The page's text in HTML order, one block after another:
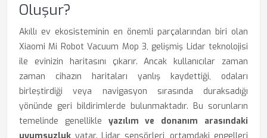
Oluşur?
Akıllı ev ekosisteminin en önemli parçalarından biri olan
Xiaomi Mi Robot Vacuum Mop 3, gelişmiş Lidar teknolojisi
ile evinizin haritasını çıkarır. Ancak kullanıcılar zaman
zaman cihazın haritaları yanlış kaydettiği, odaları
birleştirdiği veya navigasyon sırasında duraksadığı
yönünde geri bildirimlerde bulunmaktadır. Bu sorunların
temelinde genellikle yazılım ve donanım arasındaki